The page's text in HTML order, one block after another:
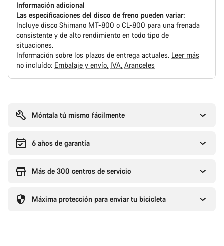
Información adicional
Las especificaciones del disco de freno pueden variar:
Incluye disco Shimano MT-800 o CL-800 para una frenada
consistente y de alto rendimiento en todo tipo de
situaciones.
Información sobre los plazos de entrega actuales. Leer más
no incluído: Embalaje y envío IVA Aranceles
compra
Móntala tú mismo fácilmente
6 años de garantía
Más de 300 centros de servicio
Máxima protección para enviar tu bicicleta